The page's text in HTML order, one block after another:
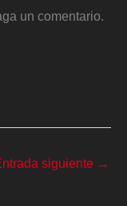
un comentario.
siguiente →